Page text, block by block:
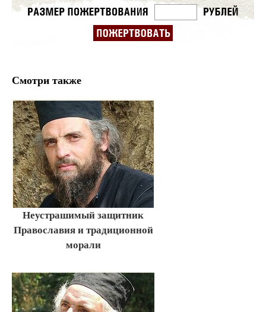
Смотри также
Неустрашимый защитник
Православия и традиционной
морали